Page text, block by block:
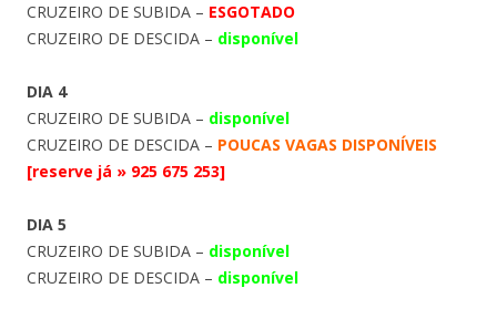
CRUZEIRO DE SUBIDA – ESGOTADO
CRUZEIRO DE DESCIDA – disponível
DIA 4
CRUZEIRO DE SUBIDA – disponível
CRUZEIRO DE DESCIDA – POUCAS VAGAS DISPONÍVEIS
[reserve já » 925 675 253]
DIA 5
CRUZEIRO DE SUBIDA – disponível
CRUZEIRO DE DESCIDA – disponível